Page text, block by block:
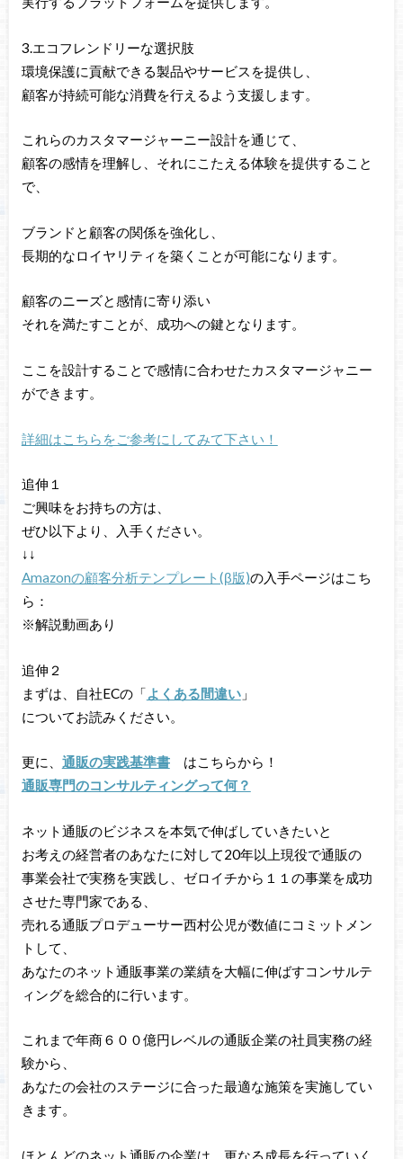
3.エコフレンドリーな選択肢
環境保護に貢献できる製品やサービスを提供し、
顧客が持続可能な消費を行えるよう支援します。
これらのカスタマージャーニー設計を通じて、
顧客の感情を理解し、それにこたえる体験を提供すること
で、
ブランドと顧客の関係を強化し、
長期的なロイヤリティを築くことが可能になります。
顧客のニーズと感情に寄り添い
それを満たすことが、成功への鍵となります。
ここを設計することで感情に合わせたカスタマージャニー
ができます。
詳細はこちらをご参考にしてみて下さい！
追伸１
ご興味をお持ちの方は、
ぜひ以下より、入手ください。
↓↓
Amazonの顧客分析テンプレート(β版)の入手ページはこち
ら：
※解説動画あり
追伸２
まずは、自社ECの「よくある間違い」
についてお読みください。
更に、 通販の実践基準書はこちらから！
通販専門のコンサルティングって何？
ネット通販のビジネスを本気で伸ばしていきたいと
お考えの経営者のあなたに対して20年以上現役で通販の
事業会社で実務を実践し、ゼロイチから１１の事業を成功
させた専門家である、
売れる通販プロデューサー西村公児が数値にコミットメン
トして、
あなたのネット通販事業の業績を大幅に伸ばすコンサルテ
ィングを総合的に行います。
これまで年商６００億円レベルの通販企業の社員実務の経
験から、
あなたの会社のステージに合った最適な施策を実施してい
きます。
ほとんどのネット通販の企業は、更なる成長を行っていく